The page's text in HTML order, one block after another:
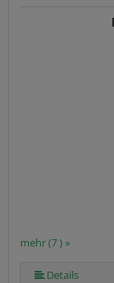
mehr (7 ) »
mehr (7 ) »
mehr (7 ) »
mehr (7 ) »
Details